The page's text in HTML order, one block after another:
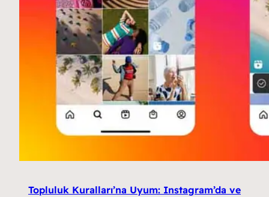
Topluluk Kuralları’na Uyum: Instagram’da ve